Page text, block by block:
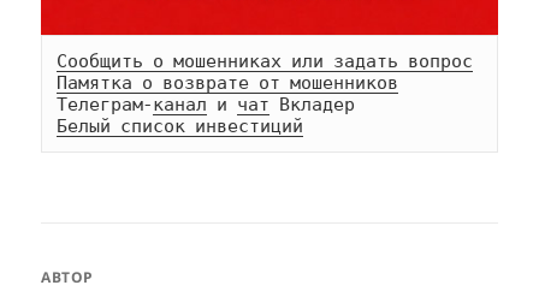
Сообщить о мошенниках или задать вопрос
Памятка о возврате от мошенников
Телеграм-канал и чат
Белый список инвестиций
АВТОР